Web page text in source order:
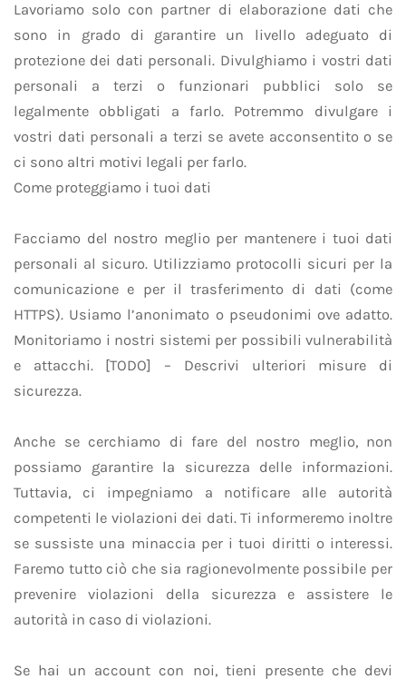
Lavoriamo solo con partner di elaborazione dati che
sono in grado di garantire un livello adeguato di
protezione dei dati personali. Divulghiamo i vostri dati
personali a terzi o funzionari pubblici solo se
legalmente obbligati a farlo. Potremmo divulgare i
vostri dati personali a terzi se avete acconsentito o se
ci sono altri motivi legali per farlo.
Come proteggiamo i tuoi dati
Facciamo del nostro meglio per mantenere i tuoi dati
personali al sicuro. Utilizziamo protocolli sicuri per la
comunicazione e per il trasferimento di dati (come
HTTPS). Usiamo l’anonimato o pseudonimi ove adatto.
Monitoriamo i nostri sistemi per possibili vulnerabilità
e attacchi. [TODO] – Descrivi ulteriori misure di
sicurezza.
Anche se cerchiamo di fare del nostro meglio, non
possiamo garantire la sicurezza delle informazioni.
Tuttavia, ci impegniamo a notificare alle autorità
competenti le violazioni dei dati. Ti informeremo inoltre
se sussiste una minaccia per i tuoi diritti o interessi.
Faremo tutto ciò che sia ragionevolmente possibile per
prevenire violazioni della sicurezza e assistere le
autorità in caso di violazioni.
Se hai un account con noi, tieni presente che devi